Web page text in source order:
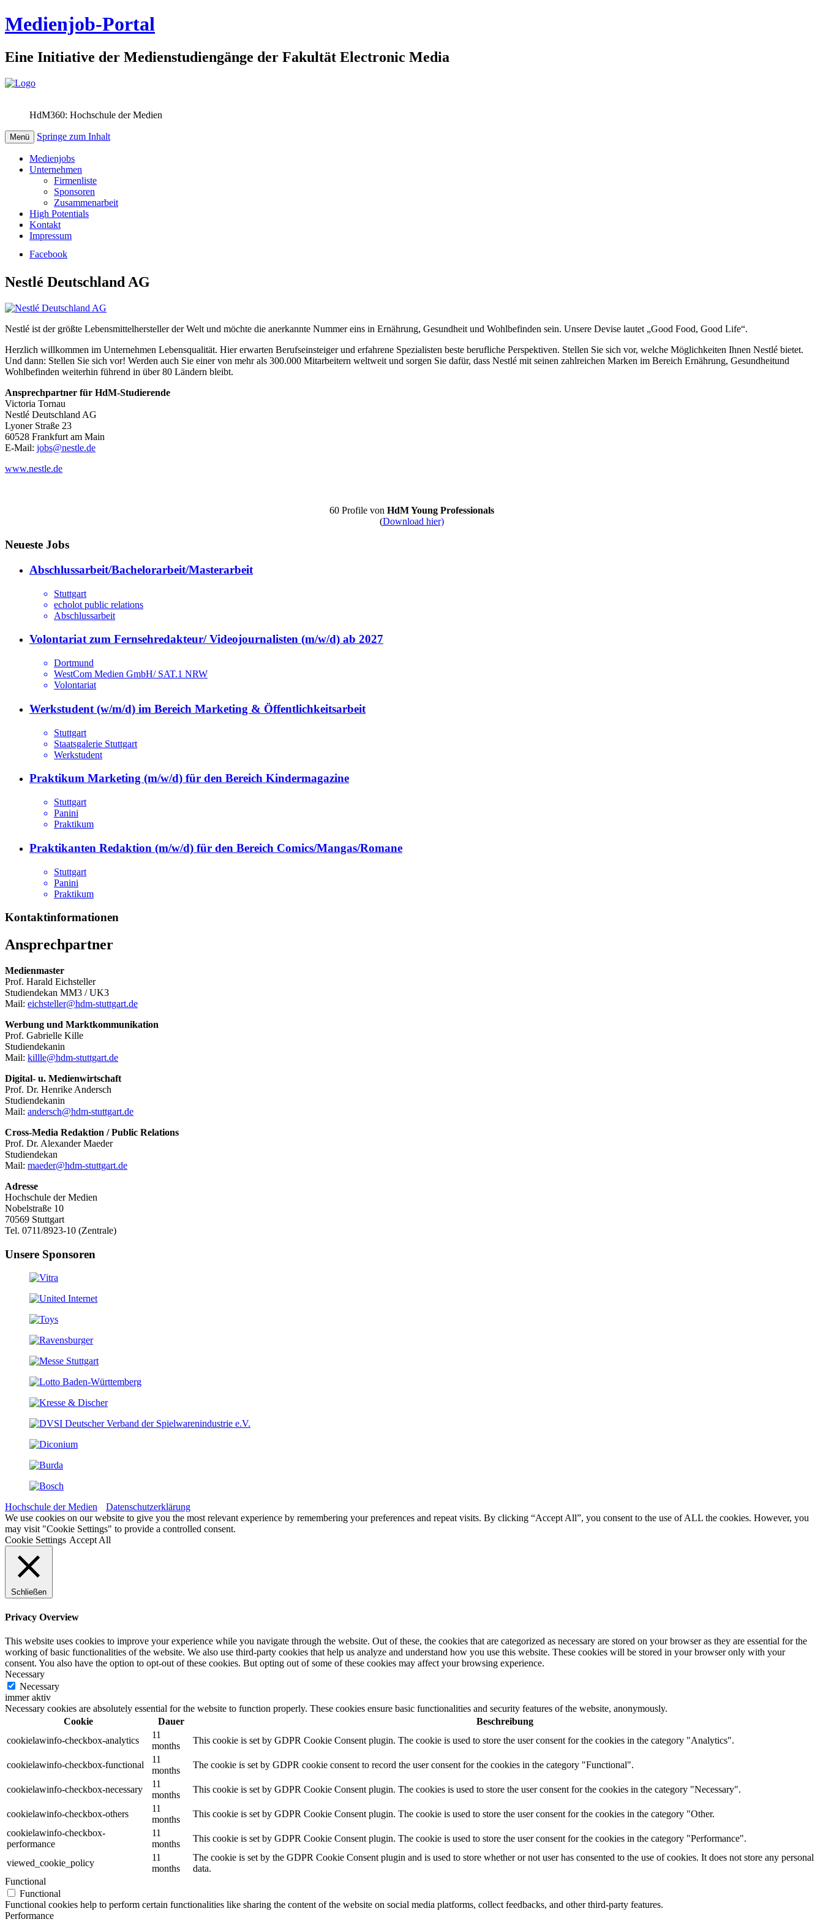
Medienjob-Portal
Eine Initiative der Medienstudiengänge der Fakultät Electronic Media
HdM360: Hochschule der Medien
Menü Springe zum Inhalt
Medienjobs
Unternehmen
Firmenliste
Sponsoren
Zusammenarbeit
High Potentials
Kontakt
Impressum
Facebook
Nestlé Deutschland AG
Nestlé ist der größte Lebensmittelhersteller der Welt und möchte die anerkannte Nummer eins in Ernährung, Gesundheit und Wohlbefinden sein. Unsere Devise lautet „Good Food, Good Life“.
Herzlich willkommen im Unternehmen Lebensqualität. Hier erwarten Berufseinsteiger und erfahrene Spezialisten beste berufliche Perspektiven. Stellen Sie sich vor, welche Möglichkeiten Ihnen Nestlé bietet.
Und dann: Stellen Sie sich vor! Werden auch Sie einer von mehr als 300.000 Mitarbeitern weltweit und sorgen Sie dafür, dass Nestlé mit seinen zahlreichen Marken im Bereich Ernährung, Gesundheitund
Wohlbefinden weiterhin führend in über 80 Ländern bleibt.
Ansprechpartner für HdM-Studierende
Victoria Tornau
Nestlé Deutschland AG
Lyoner Straße 23
60528 Frankfurt am Main
E-Mail: jobs@nestle.de
www.nestle.de
60 Profile von HdM Young Professionals
(Download hier)
Neueste Jobs
Abschlussarbeit/Bachelorarbeit/Masterarbeit
Stuttgart
echolot public relations
Abschlussarbeit
Volontariat zum Fernsehredakteur/ Videojournalisten (m/w/d) ab 2027
Dortmund
WestCom Medien GmbH/ SAT.1 NRW
Volontariat
Werkstudent (w/m/d) im Bereich Marketing & Öffentlichkeitsarbeit
Stuttgart
Staatsgalerie Stuttgart
Werkstudent
Praktikum Marketing (m/w/d) für den Bereich Kindermagazine
Stuttgart
Panini
Praktikum
Praktikanten Redaktion (m/w/d) für den Bereich Comics/Mangas/Romane
Stuttgart
Panini
Praktikum
Kontaktinformationen
Ansprechpartner
Medienmaster
Prof. Harald Eichsteller
Studiendekan MM3 / UK3
Mail: eichsteller@hdm-stuttgart.de
Werbung und Marktkommunikation
Prof. Gabrielle Kille
Studiendekanin
Mail: killle@hdm-stuttgart.de
Digital- u. Medienwirtschaft
Prof. Dr. Henrike Andersch
Studiendekanin
Mail: andersch@hdm-stuttgart.de
Cross-Media Redaktion / Public Relations
Prof. Dr. Alexander Maeder
Studiendekan
Mail: maeder@hdm-stuttgart.de
Adresse
Hochschule der Medien
Nobelstraße 10
70569 Stuttgart
Tel. 0711/8923-10 (Zentrale)
Unsere Sponsoren
Hochschule der Medien
Datenschutzerklärung
We use cookies on our website to give you the most relevant experience by remembering your preferences and repeat visits. By clicking “Accept All”, you consent to the use of ALL the cookies. However, you
may visit "Cookie Settings" to provide a controlled consent.
Cookie Settings Accept All
Schließen
Privacy Overview
This website uses cookies to improve your experience while you navigate through the website. Out of these, the cookies that are categorized as necessary are stored on your browser as they are essential for the
working of basic functionalities of the website. We also use third-party cookies that help us analyze and understand how you use this website. These cookies will be stored in your browser only with your
consent. You also have the option to opt-out of these cookies. But opting out of some of these cookies may affect your browsing experience.
Necessary
Necessary
immer aktiv
Necessary cookies are absolutely essential for the website to function properly. These cookies ensure basic functionalities and security features of the website, anonymously.
Cookie
Dauer
Beschreibung
cookielawinfo-checkbox-analytics
11
months
This cookie is set by GDPR Cookie Consent plugin. The cookie is used to store the user consent for the cookies in the category "Analytics".
cookielawinfo-checkbox-functional
11
months
The cookie is set by GDPR cookie consent to record the user consent for the cookies in the category "Functional".
cookielawinfo-checkbox-necessary
11
months
This cookie is set by GDPR Cookie Consent plugin. The cookies is used to store the user consent for the cookies in the category "Necessary".
cookielawinfo-checkbox-others
11
months
This cookie is set by GDPR Cookie Consent plugin. The cookie is used to store the user consent for the cookies in the category "Other.
cookielawinfo-checkbox-
performance
11
months
This cookie is set by GDPR Cookie Consent plugin. The cookie is used to store the user consent for the cookies in the category "Performance".
viewed_cookie_policy
11
months
The cookie is set by the GDPR Cookie Consent plugin and is used to store whether or not user has consented to the use of cookies. It does not store any personal
data.
Functional
Functional
Functional cookies help to perform certain functionalities like sharing the content of the website on social media platforms, collect feedbacks, and other third-party features.
Performance